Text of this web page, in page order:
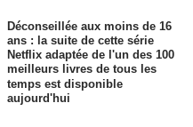
Déconseillée aux moins de 16
ans : la suite de cette série
Netflix adaptée de l'un des 100
meilleurs livres de tous les
temps est disponible
aujourd'hui